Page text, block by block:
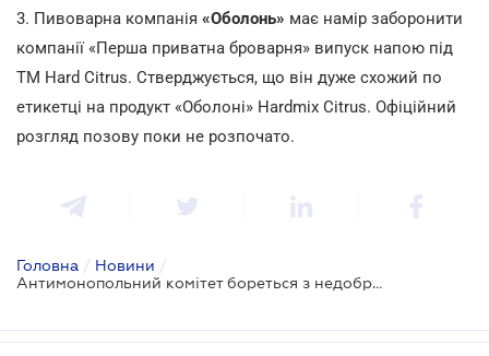
3. Пивоварна компанія «Оболонь» має намір заборонити
компанії «Перша приватна броварня» випуск напою під
ТМ Hard Citrus. Стверджується, що він дуже схожий по
етикетці на продукт «Оболоні» Hardmix Citrus. Офіційний
розгляд позову поки не розпочато.
Головна / Новини /
Антимонопольний комітет бореться з недобросовісними виробниками алкоголю (ДОПОВНЕНО)